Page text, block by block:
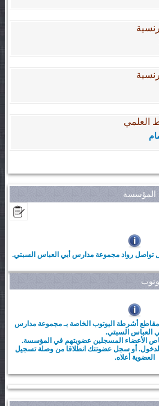
العلمي
المؤسسة
رواد مجموعة مدارس أبي العباس السبتي.
أشرطة اليوتوب الخاصة بـ مجموعة مدارس
العباس السبتي.
الأعضاء المسجلين عضويتهم في المؤسسة.
أو سجل عضوتتك انطلاقا من وصلة تسجيل
العضوية أعلاه.